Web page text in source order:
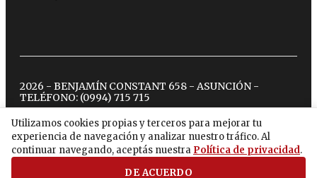
Utilizamos cookies propias y terceros para mejorar tu
experiencia de navegación y analizar nuestro tráfico. Al
continuar navegando, aceptás nuestra Política de privacidad.
DE ACUERDO
2026 - BENJAMÍN CONSTANT 658 - ASUNCIÓN -
TELÉFONO: (0994) 715 715
twitterinstagram
facebook
tiktokyoutubespotify